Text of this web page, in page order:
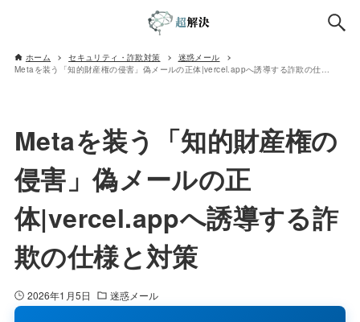
ホーム セキュリティ・詐欺対策
迷惑メール
Metaを装う「知的財産権の侵害」偽メールの正体|vercel.appへ誘導する詐欺の仕様と対策
Metaを装う「知的財産権の
侵害」偽メールの正
体|vercel.appへ誘導する詐
欺の仕様と対策
2026年1月5日 迷惑メール